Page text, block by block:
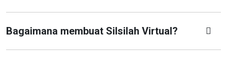
Bagaimana membuat Silsilah Virtual?